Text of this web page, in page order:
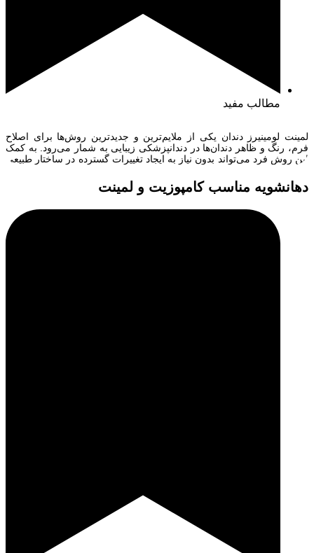
مطالب مفید
لمینت لومینیرز دندان یکی از ملایم‌ترین و جدیدترین روش‌ها برای اصلاح
فرم، رنگ و ظاهر دندان‌ها در دندانپزشکی زیبایی به شمار می‌رود. به کمک
این روش فرد می‌تواند بدون نیاز به ایجاد تغییرات گسترده در ساختار طبیعی
دارند دندان‌هایی سفیدتر، مرتب‌تر […]
دهانشویه مناسب کامپوزیت و لمینت